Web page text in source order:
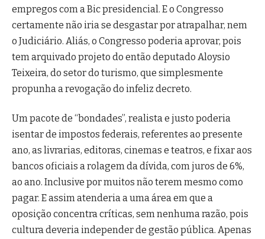
empregos com a Bic presidencial. E o Congresso
certamente não iria se desgastar por atrapalhar, nem
o Judiciário. Aliás, o Congresso poderia aprovar, pois
tem arquivado projeto do então deputado Aloysio
Teixeira, do setor do turismo, que simplesmente
propunha a revogação do infeliz decreto.
Um pacote de “bondades”, realista e justo poderia
isentar de impostos federais, referentes ao presente
ano, as livrarias, editoras, cinemas e teatros, e fixar aos
bancos oficiais a rolagem da dívida, com juros de 6%,
ao ano. Inclusive por muitos não terem mesmo como
pagar. E assim atenderia a uma área em que a
oposição concentra críticas, sem nenhuma razão, pois
cultura deveria independer de gestão pública. Apenas